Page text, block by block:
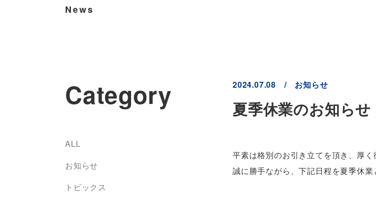
News
2024.07.08 / お知らせ
夏季休業のお知らせ
平素は格別のお引き立てを頂き、厚く
誠に勝手ながら、下記日程を夏季休業
Category
ALL
お知らせ
トピックス